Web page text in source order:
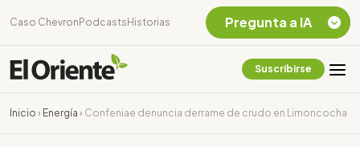
Caso Chevron Podcasts Historias
Suscribirse
Inicio › Energía › Confeniae denuncia derrame de crudo en Limoncocha
Pregunta a IA
Chevron Ecuador